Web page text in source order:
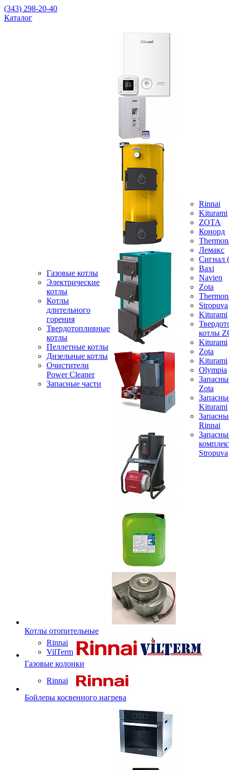
(343) 298-20-40
Каталог
Газовые котлы
Электрические
котлы
Котлы
длительного
горения
Твердотопливные
котлы
Пеллетные котлы
Дизельные котлы
Очистители
Power Cleaner
Запасные части
Rinnai
Kiturami
ZOTA
Конорд
Лемакс
Baxi
Navien
Zota
Stropuva
Kiturami
котлы
Kiturami
Zota
Kiturami
Olympia
Zota
Kiturami
Rinnai
Stropuva
Котлы отопительные
Rinnai
VilTerm
Газовые колонки
Rinnai
Бойлеры косвенного нагрева